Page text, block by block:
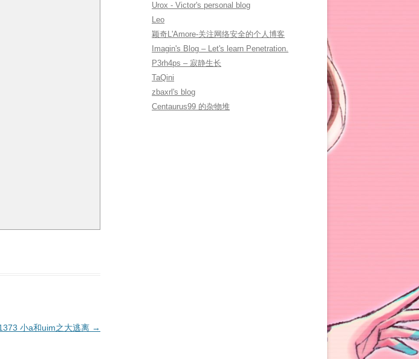
小a和uim之大逃离 →
Urox - Victor's personal blog
Leo
颖奇L'Amore-关注网络安全的个人博客
Imagin's Blog – Let's learn Penetration.
P3rh4ps – 寂静生长
TaQini
zbaxrl's blog
Centaurus99 的杂物堆